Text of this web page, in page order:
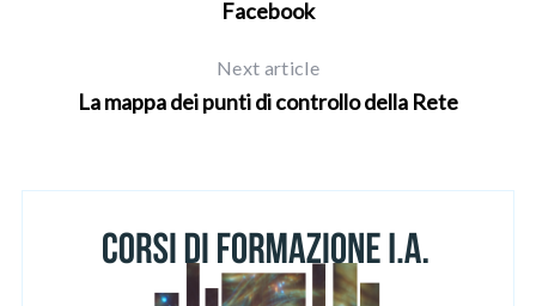
Facebook
Next article
La mappa dei punti di controllo della Rete